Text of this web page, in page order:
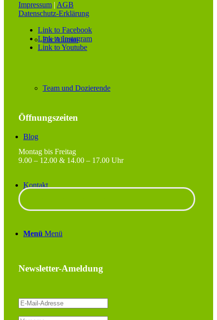
Für Alumni
Team und Dozierende
Blog
Kontakt
Menü Menü
Impressum | AGB
Datenschutz-Erklärung
Link to Facebook
Link to Instagram
Link to Youtube
Öffnungszeiten
Montag bis Freitag
9.00 – 12.00 & 14.00 – 17.00 Uhr
Newsletter-Ameldung